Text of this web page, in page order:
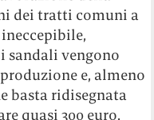
dei tratti comuni a
sandali vengono
e, almeno
basta ridisegnata
quasi 300 euro.